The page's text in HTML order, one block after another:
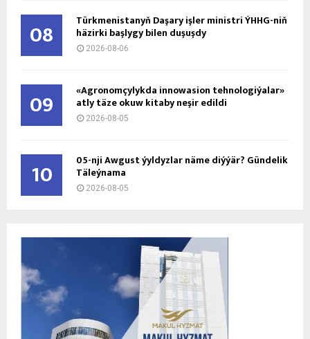
08 Türkmenistanyň Daşary işler ministri ÝHHG-niň
häzirki başlygy bilen duşuşdy
2026-08-06
09 «Agronomçylykda innowasion tehnologiýalar»
atly täze okuw kitaby neşir edildi
2026-08-05
10 05-nji Awgust ýyldyzlar näme diýýär? Gündelik
Täleýnama
2026-08-05